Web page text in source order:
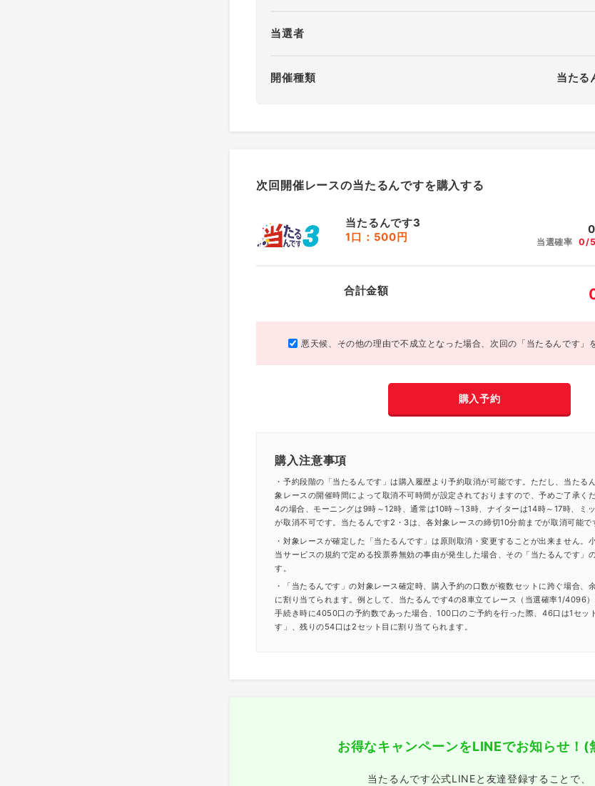
当選者
開催種類 当たる
次回開催レースの当たるんですを購入する
当たるんです3
1口：500円
0
当選確率 0/
合計金額
悪天候、その他の理由で不成立となった場合、次回の「当たるんです」
購入予約
購入注意事項
・予約段階の「当たるんです」は購入履歴より予約取消が可能です。ただし、当たる
象レースの開催時間によって取消不可時間が設定されておりますので、予めご了承く
4の場合、モーニングは9時～12時、通常は10時～13時、ナイターは14時～17時、ミ
が取消不可です。当たるんです2・3は、各対象レースの締切10分前までが取消可能で
・対象レースが確定した「当たるんです」は原則取消・変更することが出来ません。
当サービスの規約で定める投票券無効の事由が発生した場合、その「当たるんです」
す。
・「当たるんです」の対象レース確定時、購入予約の口数が複数セットに跨ぐ場合、
に割り当てられます。例として、当たるんです4の8車立てレース（当選確率1/4096
手続き時に4050口の予約数であった場合、100口のご予約を行った際、46口は1セッ
す」、残りの54口は2セット目に割り当てられます。
お得なキャンペーンをLINEでお知らせ！ (
当たるんです公式LINEと友達登録することで、